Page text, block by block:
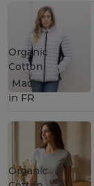
Organic
Cotton
Made
in FR
Organic